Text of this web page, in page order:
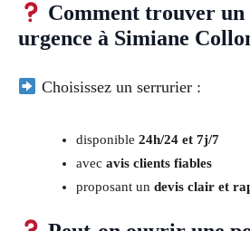
Comment trouver
urgence à Simiane
Choisissez un serrurier :
disponible 24h/24 et 7j/7
avec avis clients fiables
proposant un devis clair et